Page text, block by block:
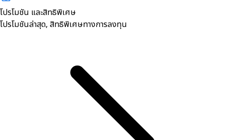
โปรโมชัน และสิทธิพิเศษ
โปรโมชันล่าสุด, สิทธิพิเศษทางการลงทุน